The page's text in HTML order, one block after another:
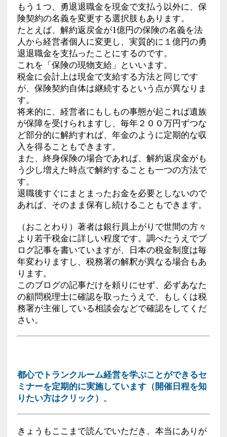
もう１つ、勇退退職金を現金で支払う以外に、保
険契約の名義を変更する選択肢もあります。
たとえば、解約返戻金が1億円の保険の名義を法
人から経営者個人に変更し、実質的に１億円の勇
退退職金を支払ったことにするのです。
これを「保険の現物支給」といいます。
税金に会計上は現金で支給する方法と同じです
が、保険契約自体は継続するという点が異なりま
す。
将来的に、経営者にもしもの事態が起これば遺族
が保障を受けられますし、毎年２００万円ずつな
ど部分的に解約すれば、年金のように定期的な収
入を得ることもできます。
また、終身保険の場合であれば、解約返戻金がも
う少し増えた時点で解約することも一つの方法で
す。
退職後すぐにまとまったお金を必要としないので
あれば、そのまま保有し続けることもできます。
（おことわり）著者は銀行員上がりで世間の方々
より若干税金に詳しい程度です。調べたうえでブ
ログ記事を書いていますが、日本の税金制度は毎
年変わりますし、税務署の解釈が異なる場合もあ
ります。
このブログの記事だけを頼りにせず、必ずあなた
の顧問税理士に確認を取ったうえで、もしくは税
務署が主催している相談会などで確認をしてくだ
さい。
都心でトランクルーム経営を学ぶことができるセ
ミナーを定期的に実施しています（開催日程を知
りたい方はクリック） 。
きょうもここまで読んでいただき、本当にありが